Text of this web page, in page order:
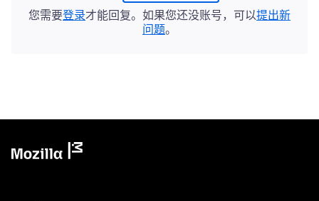
您需要登录才能回复。如果您还没账号，可以提出新
问题。